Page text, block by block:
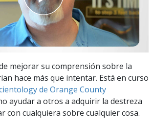
mejorar su comprensión sobre la
hace más que intentar. Está en curso
de Orange County
ayudar a otros a adquirir la destreza
con cualquiera sobre cualquier cosa.